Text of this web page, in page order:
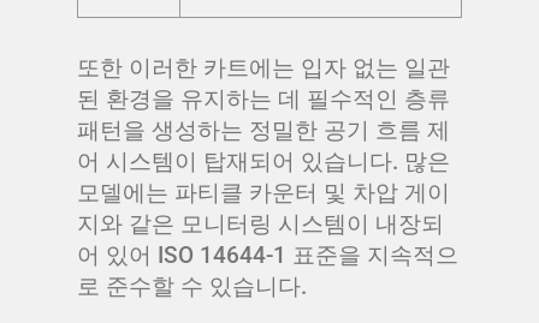
또한 이러한 카트에는 입자 없는 일관
된 환경을 유지하는 데 필수적인 층류
패턴을 생성하는 정밀한 공기 흐름 제
어 시스템이 탑재되어 있습니다. 많은
모델에는 파티클 카운터 및 차압 게이
지와 같은 모니터링 시스템이 내장되
어 있어 ISO 14644-1 표준을 지속적으
로 준수할 수 있습니다.